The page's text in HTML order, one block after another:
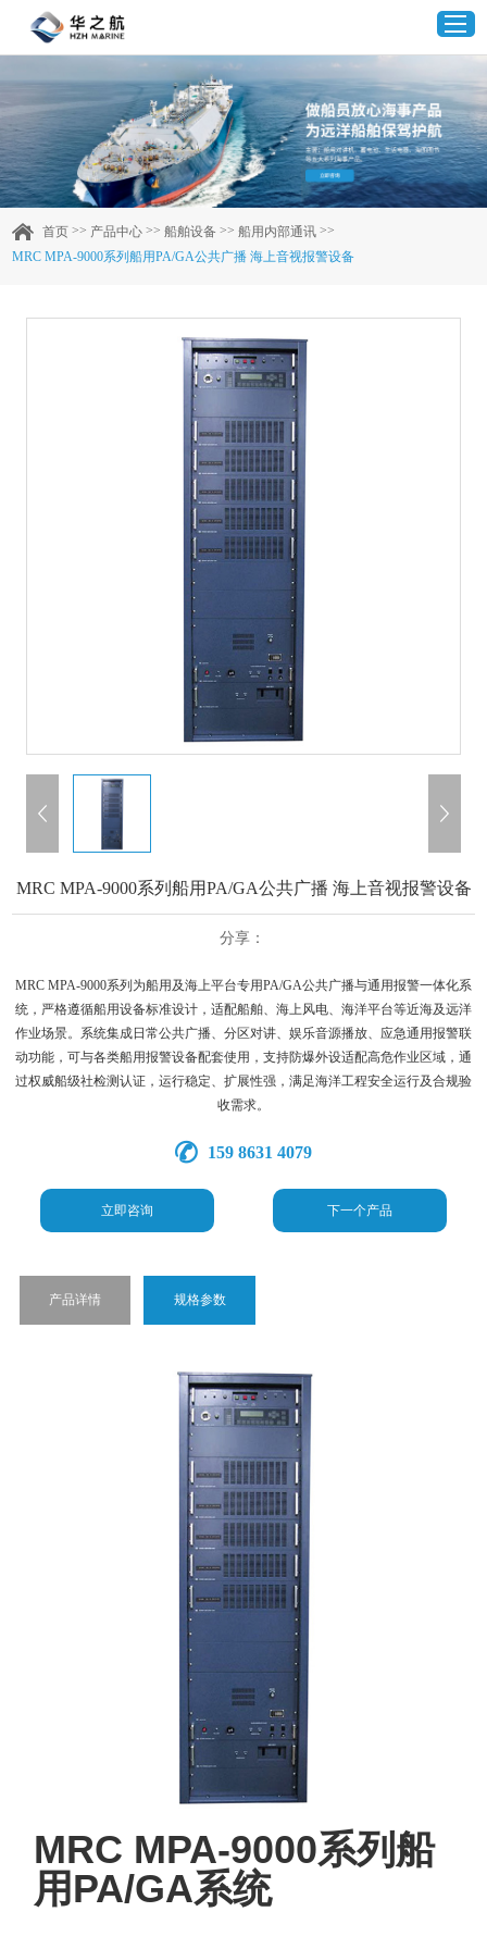
首页
产品中心
企业实力
客户案例
新闻资讯
联系我们
首页 >> 产品中心 >>船舶设备 >>船用内部通讯 >>
MRC MPA-9000系列船用PA/GA公共广播 海上音视报警设备
MRC MPA-9000系列船用PA/GA公共广播 海上音视报警设备
分享：
MRC MPA-9000系列为船用及海上平台专用PA/GA公共广播与通用报警一体化系
统，严格遵循船用设备标准设计，适配船舶、海上风电、海洋平台等近海及远洋
作业场景。系统集成日常公共广播、分区对讲、娱乐音源播放、应急通用报警联
动功能，可与各类船用报警设备配套使用，支持防爆外设适配高危作业区域，通
过权威船级社检测认证，运行稳定、扩展性强，满足海洋工程安全运行及合规验
收需求。
159 8631 4079
立即咨询 下一个产品
产品详情 规格参数
MRC MPA-9000系列船
用PA/GA系统